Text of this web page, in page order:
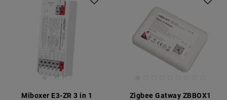
Miboxer E3-ZR 3 in 1
Zigbee Gatway ZBBOX1